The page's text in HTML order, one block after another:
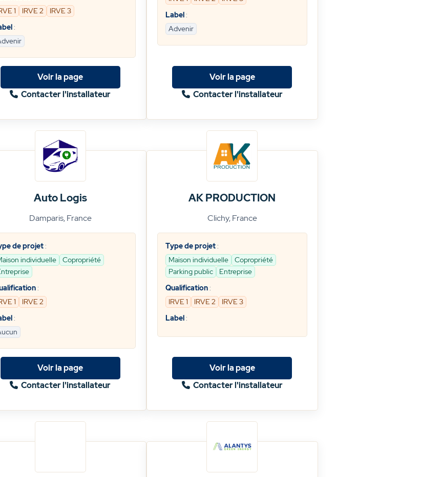
1
IRVE 2
IRVE 3
:
Voir la page
Contacter l'installateur
Label:
Advenir
Voir la page
Contacter l'installateur
Auto Logis
Damparis, France
de projet:
individuelle
Copropriété
:
1
IRVE 2
:
Voir la page
Contacter l'installateur
AK PRODUCTION
Clichy, France
Type de projet:
Maison individuelle
Copropriété
Parking public
Entreprise
Qualification:
IRVE 1
IRVE 2
IRVE 3
Label:
Voir la page
Contacter l'installateur